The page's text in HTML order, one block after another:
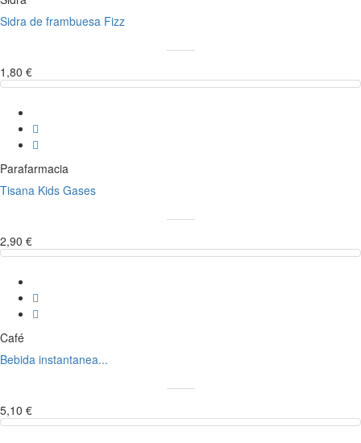
Sidra de frambuesa Fizz
1,80 €
Parafarmacia
Tisana Kids Gases
2,90 €
Café
Bebida instantanea...
5,10 €